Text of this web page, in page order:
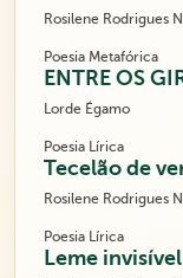
Rosilene Rodrigues
Poesia Metafórica
ENTRE OS
Lorde Égamo
Poesia Lírica
Tecelão de
Rosilene Rodrigues
Poesia Lírica
Leme invisível